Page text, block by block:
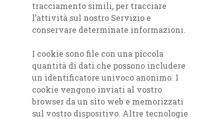
tracciamento simili, per tracciare
l’attività sul nostro Servizio e
conservare determinate informazioni.
I cookie sono file con una piccola
quantità di dati che possono includere
un identificatore univoco anonimo. I
cookie vengono inviati al vostro
browser da un sito web e memorizzati
sul vostro dispositivo. Altre tecnologie